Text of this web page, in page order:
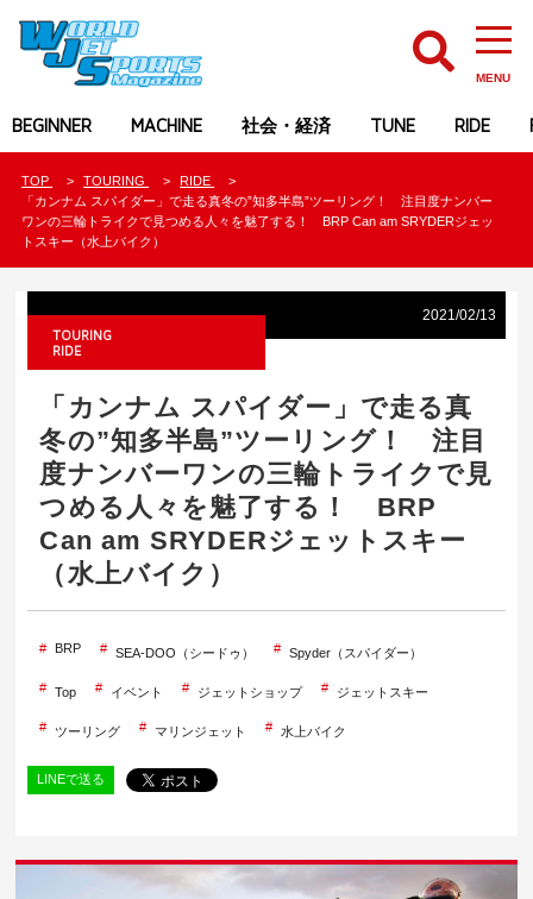
MENU
BEGINNER MACHINE 社会・経済 TUNE RIDE
TOP TOURING
RIDE
「カンナム スパイダー」で走る真冬の”知多半島”ツーリング！ 注目度ナンバー
ワンの三輪トライクで見つめる人々を魅了する！ BRP Can am SRYDERジェッ
トスキー（水上バイク）
2021/02/13
TOURING
RIDE
「カンナム スパイダー」で走る真
冬の”知多半島”ツーリング！ 注目
度ナンバーワンの三輪トライクで見
つめる人々を魅了する！ BRP
Can am SRYDERジェットスキー
（水上バイク）
BRP SEA-DOO（シードゥ） Spyder（スパイダー）
Top イベント ジェットショップ ジェットスキー
ツーリング マリンジェット 水上バイク
LINEで送る